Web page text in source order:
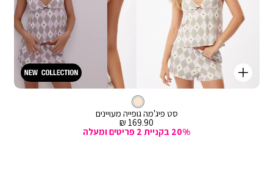
קנייה
מהירה
צבע
קרם
סט פיג'מה גופייה מעויינים
מחיר
מכירה
169.90 ₪
20% בקניית 2 פריטים ומעלה